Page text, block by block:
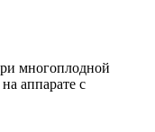
многоплодной
аппарате с